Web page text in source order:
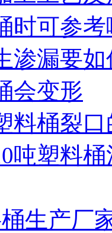
时可参
渗漏要
会变形
料桶裂
吨塑料
生产厂